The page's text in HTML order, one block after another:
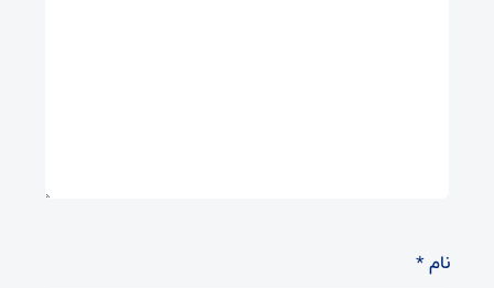
نام*